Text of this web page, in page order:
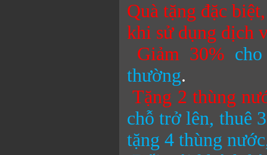
Quà tặng đặc
khi sử dụng dịch
Giảm 30%
thường.
Tặng 2 thùng
chỗ trở lên, thuê
tặng 4 thùng